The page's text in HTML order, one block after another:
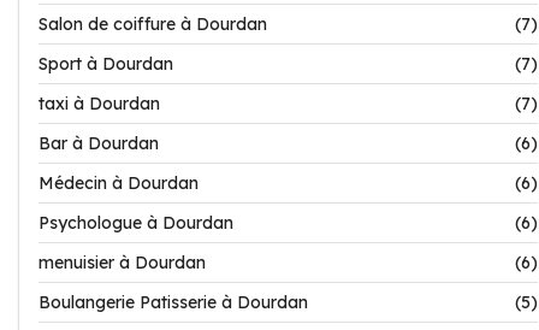
Salon de coiffure à Dourdan
(7)
Sport à Dourdan
(7)
taxi à Dourdan
(7)
Bar à Dourdan
(6)
Médecin à Dourdan
(6)
Psychologue à Dourdan
(6)
menuisier à Dourdan
(6)
Boulangerie Patisserie à Dourdan
(5)